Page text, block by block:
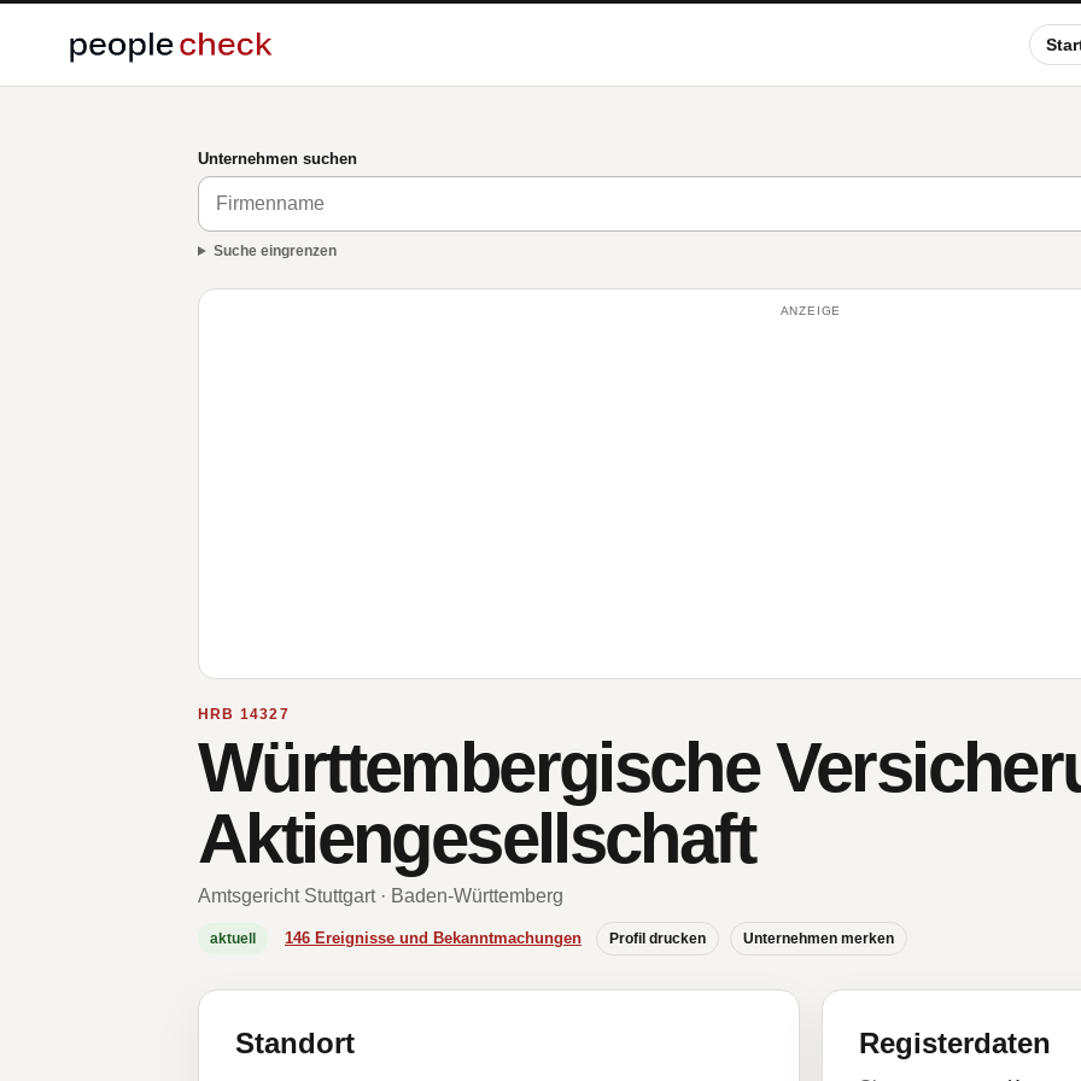
Unternehmen suchen
Suche eingrenzen
ANZEIGE
HRB 14327
Württembergische
Aktiengesellschaft
Amtsgericht Stuttgart · Baden-Württemberg
aktuell 146 Ereignisse und Bekanntmachungen Profil drucken Unternehmen merken
Standort Registerdaten